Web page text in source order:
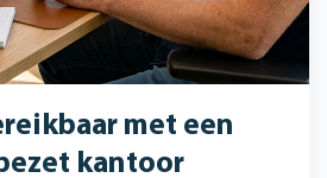
met een
kantoor